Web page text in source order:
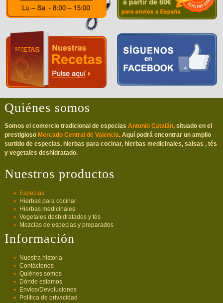
Quiénes somos
Somos el comercio tradicional de especias Antonio Catalán, situado en el
prestigioso Mercado Central de Valencia. Aquí podrá encontrar un amplio
surtido de especias, hierbas para cocinar, hierbas medicinales, salsas , tés
y vegetales deshidratado.
Nuestros productos
Especias
Hierbas para cocinar
Hierbas medicinales
Vegetales deshidratados y tés
Mezclas de especias y preparados
Información
Nuestra historia
Contáctenos
Quiénes somos
Dónde estamos
Envíos/Devoluciones
Política de privacidad